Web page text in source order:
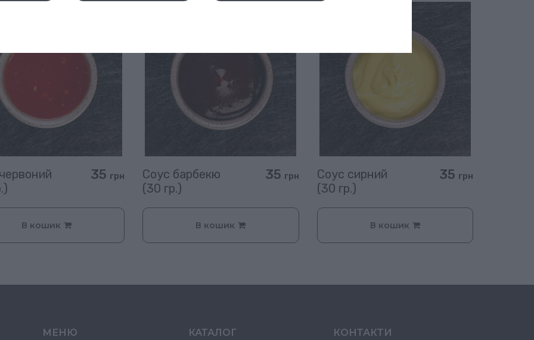
35 грн
В кошик
Соус барбекю
(30 гр.)
35 грн
В кошик
Соус сирний
(30 гр.)
35 грн
В кошик
МЕНЮ КАТАЛОГ КОНТАКТИ